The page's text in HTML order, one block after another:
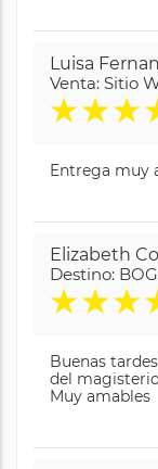
Luisa
Venta: Sitio
★★★
Entrega muy
Elizabeth
Destino:
★★★
Buenas
del
Muy amables